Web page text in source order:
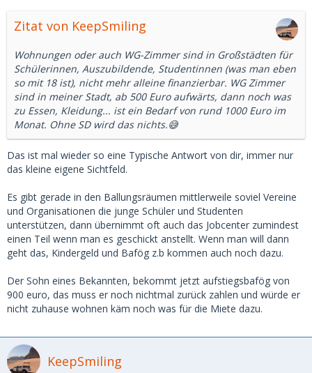
Zitat von KeepSmiling
Wohnungen oder auch WG-Zimmer sind in Großstädten für
Schülerinnen, Auszubildende, Studentinnen (was man eben
so mit 18 ist), nicht mehr alleine finanzierbar. WG Zimmer
sind in meiner Stadt, ab 500 Euro aufwärts, dann noch was
zu Essen, Kleidung... ist ein Bedarf von rund 1000 Euro im
Monat. Ohne SD wird das nichts.😅
Das ist mal wieder so eine Typische Antwort von dir, immer nur
das kleine eigene Sichtfeld.
Es gibt gerade in den Ballungsräumen mittlerweile soviel Vereine
und Organisationen die junge Schüler und Studenten
unterstützen, dann übernimmt oft auch das Jobcenter zumindest
einen Teil wenn man es geschickt anstellt. Wenn man will dann
geht das, Kindergeld und Bafög z.b kommen auch noch dazu.
Der Sohn eines Bekannten, bekommt jetzt aufstiegsbafög von
900 euro, das muss er noch nichtmal zurück zahlen und würde er
nicht zuhause wohnen käm noch was für die Miete dazu.
KeepSmiling